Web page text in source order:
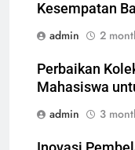
Kesempatan
admin
2
Perbaikan
Mahasiswa
admin
3